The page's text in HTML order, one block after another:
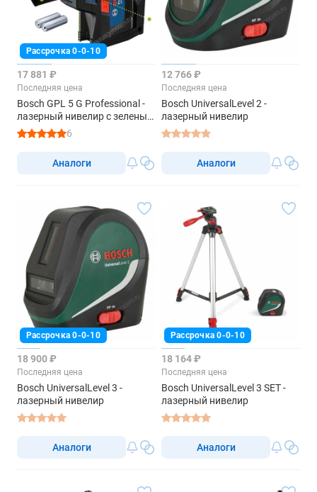
Рассрочка 0-0-10
17 881 ₽
Последняя цена
Bosch GPL 5 G Professional -
лазерный нивелир с зеленым
лучом
6
Аналоги
12 766 ₽
Последняя цена
Bosch UniversalLevel 2 -
лазерный нивелир
Аналоги
Рассрочка 0-0-10
18 900 ₽
Последняя цена
Bosch UniversalLevel 3 -
лазерный нивелир
Аналоги
Рассрочка 0-0-10
18 164 ₽
Последняя цена
Bosch UniversalLevel 3 SET -
лазерный нивелир
Аналоги